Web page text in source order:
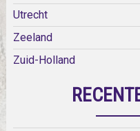
Utrecht
Zeeland
Zuid-Holland